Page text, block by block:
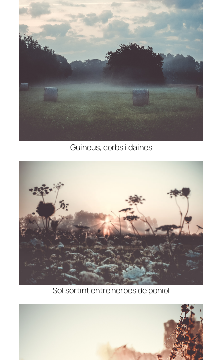
Guineus, corbs i daines
Sol sortint entre herbes de poniol